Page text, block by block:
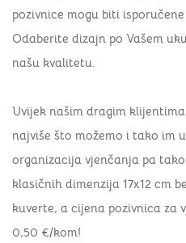
pozivnice mogu biti
Odaberite dizajn po Vašem
našu kvalitetu.
Uvijek našim dragim
najviše što možemo i tako im
organizacija vjenčanja pa
klasičnih dimenzija 17x12 cm
kuverte, a cijena pozivnica za
0,50 €/kom!